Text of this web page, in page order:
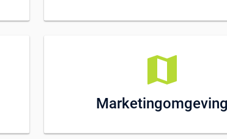
map
Marketingomgeving